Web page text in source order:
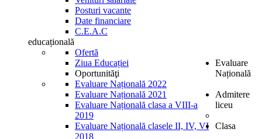
Posturi vacante
Date financiare
C.E.A.C
educațională
Ofertă
Ziua Educației
Oportunităţi
Evaluare
Națională
Evaluare Națională 2022
Evaluare Națională 2021
Evaluare Națională clasa a VIII-a
2019
Evaluare Națională clasele II, IV, VI
2018
Admitere
liceu
Clasa